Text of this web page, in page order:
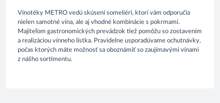
Vínotéky METRO vedú skúsení someliéri, ktorí vám odporučia
nielen samotné vína, ale aj vhodné kombinácie s pokrmami.
Majiteľom gastronomických prevádzok tiež pomôžu so zostavením
a realizáciou vínneho lístka. Pravidelne usporadúvame ochutnávky,
počas ktorých máte možnosť sa oboznámiť so zaujímavými vínami
z nášho sortimentu.